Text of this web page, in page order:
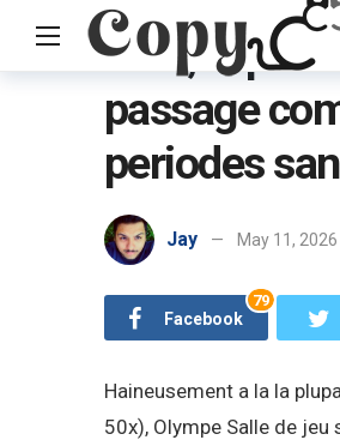
Home Uncategorized Bien,
Bien, la
passage
periodes
Jay May 11, 2026
Facebook
79
Haineusement a la la
50x), Olympe Salle de